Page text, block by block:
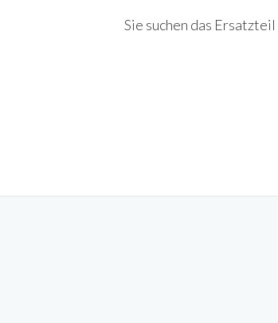
Sie suchen das Ersatzteil